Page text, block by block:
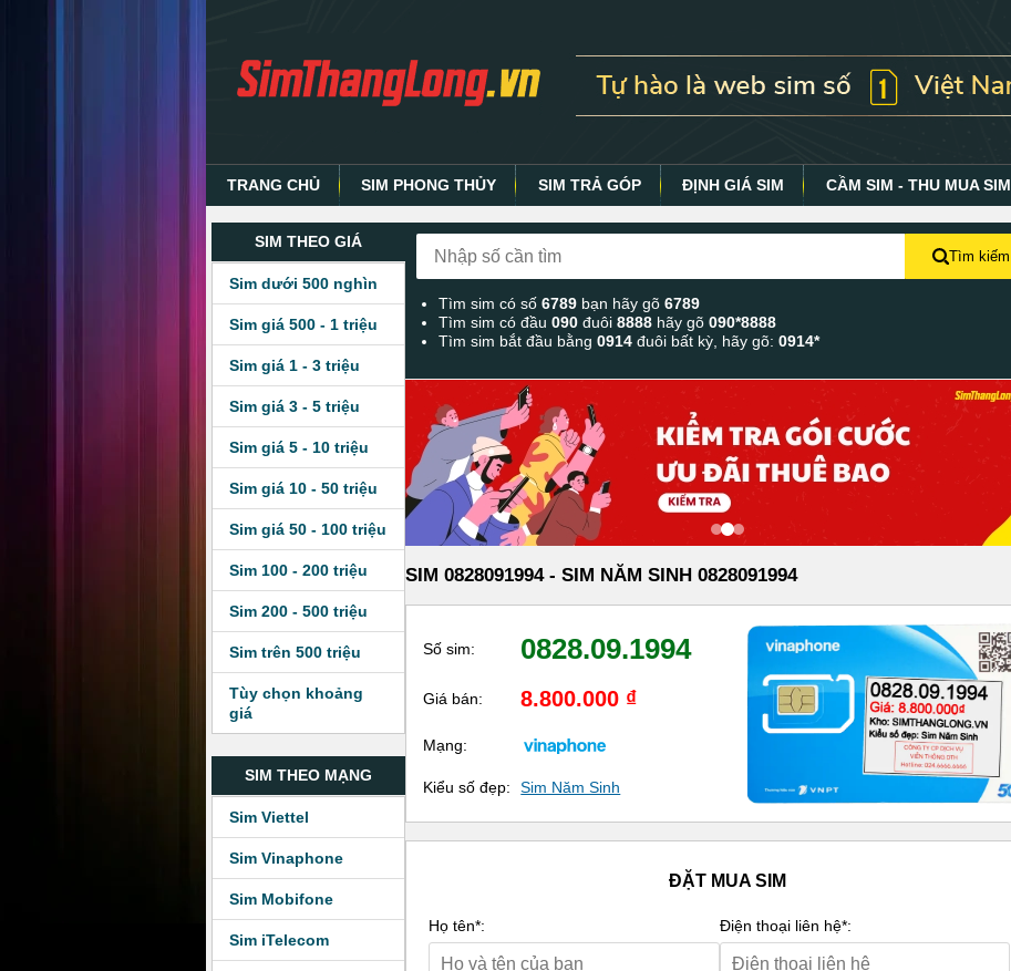
TRANG CHỦ SIM PHONG THỦY SIM TRẢ GÓP ĐỊNH GIÁ SIM CẦM SIM - THU MUA SIM
SIM THEO GIÁ
Sim dưới 500 nghìn
Sim giá 500 - 1 triệu
Sim giá 1 - 3 triệu
Sim giá 3 - 5 triệu
Sim giá 5 - 10 triệu
Sim giá 10 - 50 triệu
Sim giá 50 - 100 triệu
Sim 100 - 200 triệu
Sim 200 - 500 triệu
Sim trên 500 triệu
Tùy chọn khoảng
giá
SIM THEO MẠNG
Sim Viettel
Sim Vinaphone
Sim Mobifone
Sim iTelecom
Tìm kiếm
Tìm sim có số6789 bạn hãy gõ6789
Tìm sim có đầu090đuôi8888 hãy gõ090*8888
Tìm sim bắt đầu bằng0914 đuôi bất kỳ, hãy gõ:0914*
SIM 0828091994 - SIM NĂM SINH 0828091994
Số sim: 0828.09.1994
Giá bán: 8.800.000 ₫
Mạng:
Kiểu số đẹp: Sim Năm Sinh
ĐẶT MUA SIM
Họ tên*: Điện thoại liên hệ*: